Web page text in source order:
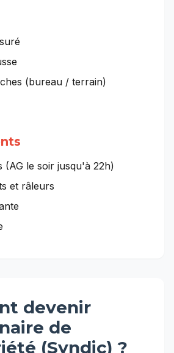
(bureau / terrain)
(AG le soir jusqu'à 22h)
et râleurs
devenir
de
(Syndic) ?